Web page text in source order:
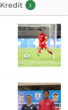
Kredit 2